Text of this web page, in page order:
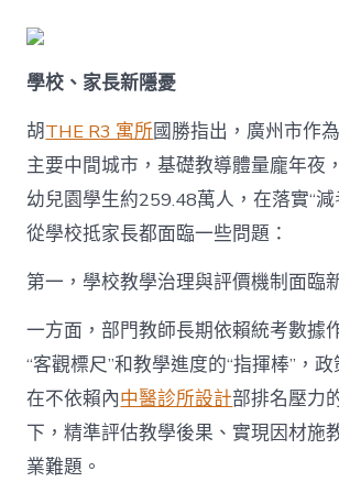
學校、家長新隱憂
胡THE R3 寓所國勝指出，廣州市作
主要中間城市，基礎教導體量龐年夜
幼兒園學生約259.48萬人，在落實“減
從學校抵家長都面臨一些問題：
第一，學校教學治理與評價機制面臨
一方面，部門教師長期依賴統考數據
“客觀標尺”和教學進度的“指揮棒”，
在不依賴內中醫診所設計部排名壓力
下，精準評估教學後果、實現因材施
業難題。